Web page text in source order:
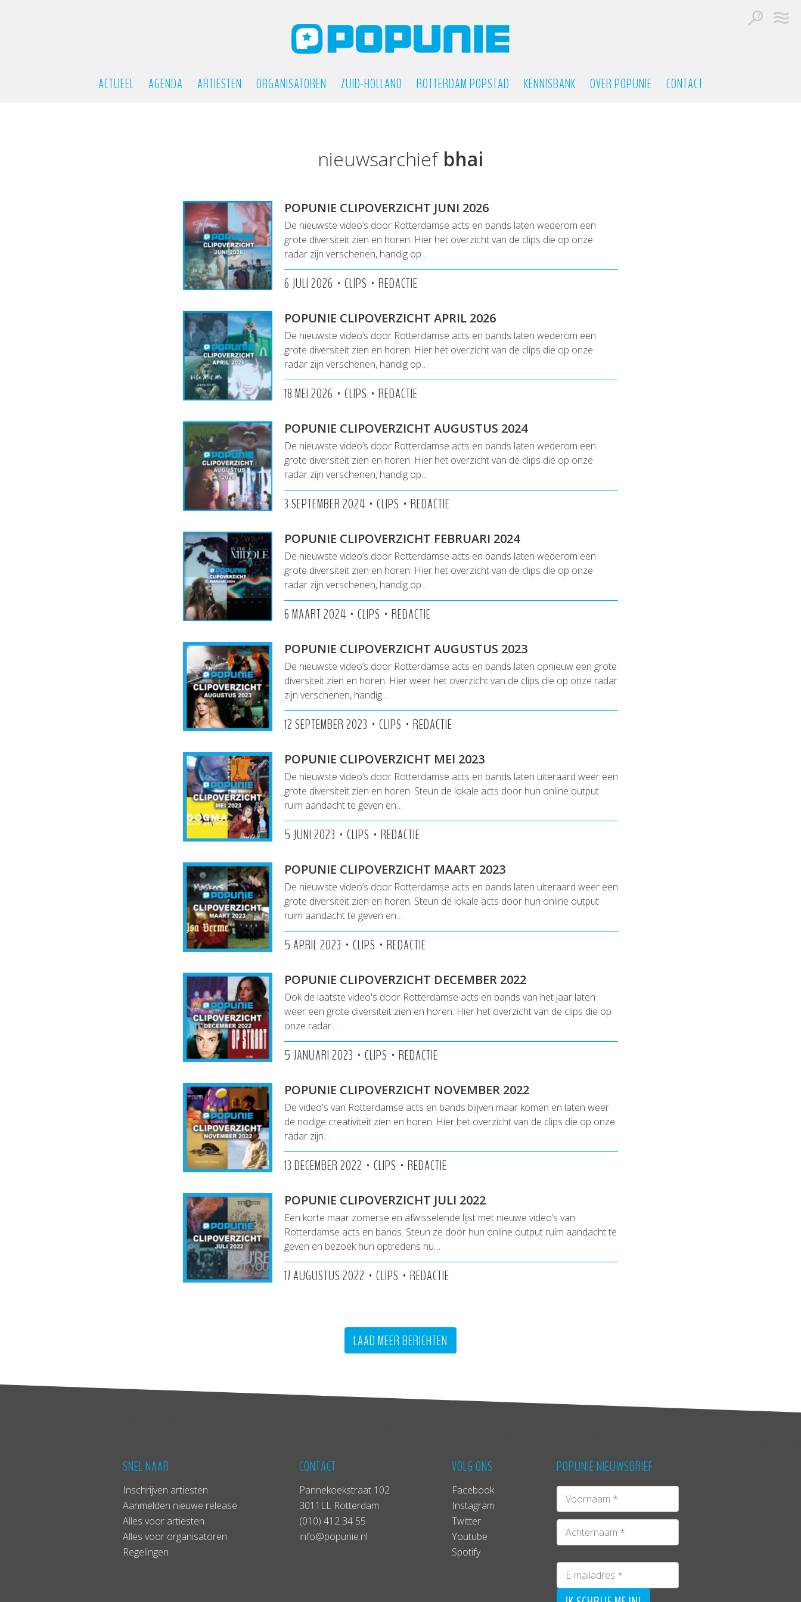
ACTUEEL AGENDA ARTIESTEN ORGANISATOREN ZUID-HOLLAND ROTTERDAM POPSTAD KENNISBANK OVER POPUNIE CONTACT
nieuwsarchief bhai
POPUNIE CLIPOVERZICHT JUNI 2026
De nieuwste video’s door Rotterdamse acts en bands laten wederom een
grote diversiteit zien en horen. Hier het overzicht van de clips die op onze
radar zijn verschenen, handig op…
6 JULI 2026 • CLIPS • REDACTIE
POPUNIE CLIPOVERZICHT APRIL 2026
De nieuwste video’s door Rotterdamse acts en bands laten wederom een
grote diversiteit zien en horen. Hier het overzicht van de clips die op onze
radar zijn verschenen, handig op…
18 MEI 2026 • CLIPS • REDACTIE
POPUNIE CLIPOVERZICHT AUGUSTUS 2024
De nieuwste video’s door Rotterdamse acts en bands laten wederom een
grote diversiteit zien en horen. Hier het overzicht van de clips die op onze
radar zijn verschenen, handig op…
3 SEPTEMBER 2024 • CLIPS • REDACTIE
POPUNIE CLIPOVERZICHT FEBRUARI 2024
De nieuwste video’s door Rotterdamse acts en bands laten wederom een
grote diversiteit zien en horen. Hier het overzicht van de clips die op onze
radar zijn verschenen, handig op…
6 MAART 2024 • CLIPS • REDACTIE
POPUNIE CLIPOVERZICHT AUGUSTUS 2023
De nieuwste video’s door Rotterdamse acts en bands laten opnieuw een grote
diversiteit zien en horen. Hier weer het overzicht van de clips die op onze radar
zijn verschenen, handig…
12 SEPTEMBER 2023 • CLIPS • REDACTIE
POPUNIE CLIPOVERZICHT MEI 2023
De nieuwste video’s door Rotterdamse acts en bands laten uiteraard weer een
grote diversiteit zien en horen. Steun de lokale acts door hun online output
ruim aandacht te geven en…
5 JUNI 2023 • CLIPS • REDACTIE
POPUNIE CLIPOVERZICHT MAART 2023
De nieuwste video’s door Rotterdamse acts en bands laten uiteraard weer een
grote diversiteit zien en horen. Steun de lokale acts door hun online output
ruim aandacht te geven en…
5 APRIL 2023 • CLIPS • REDACTIE
POPUNIE CLIPOVERZICHT DECEMBER 2022
Ook de laatste video's door Rotterdamse acts en bands van het jaar laten
weer een grote diversiteit zien en horen. Hier het overzicht van de clips die op
onze radar…
5 JANUARI 2023 • CLIPS • REDACTIE
POPUNIE CLIPOVERZICHT NOVEMBER 2022
De video's van Rotterdamse acts en bands blijven maar komen en laten weer
de nodige creativiteit zien en horen. Hier het overzicht van de clips die op onze
radar zijn…
13 DECEMBER 2022 • CLIPS • REDACTIE
POPUNIE CLIPOVERZICHT JULI 2022
Een korte maar zomerse en afwisselende lijst met nieuwe video’s van
Rotterdamse acts en bands. Steun ze door hun online output ruim aandacht te
geven en bezoek hun optredens nu…
17 AUGUSTUS 2022 • CLIPS • REDACTIE
LAAD MEER BERICHTEN
SNEL NAAR
Inschrijven artiesten
Aanmelden nieuwe release
Alles voor artiesten
Alles voor organisatoren
Regelingen
CONTACT
Pannekoekstraat 102
3011LL Rotterdam
(010) 412 34 55
info@popunie.nl
VOLG ONS
Facebook
Instagram
Twitter
Youtube
Spotify
POPUNIE NIEUWSBRIEF